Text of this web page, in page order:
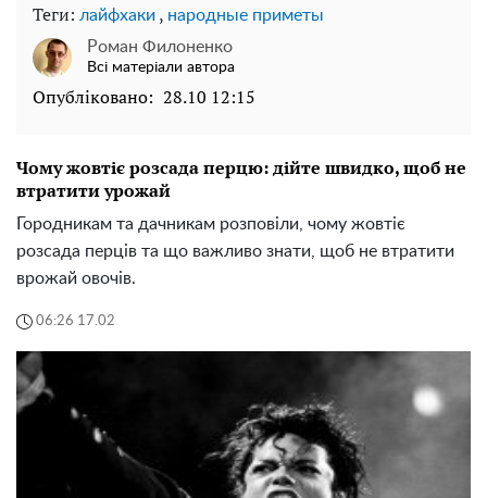
Теги: лайфхаки , народные приметы
Роман Филоненко
Всі матеріали автора
Опубліковано: 28.10 12:15
Чому жовтіє розсада перцю: дійте швидко, щоб не
втратити урожай
Городникам та дачникам розповіли, чому жовтіє
розсада перців та що важливо знати, щоб не втратити
врожай овочів.
06:26 17.02